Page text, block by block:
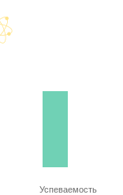
Успеваемость